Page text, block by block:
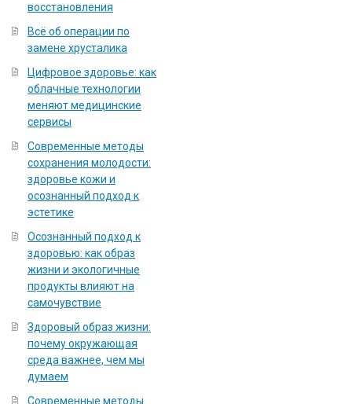
восстановления
Всё об операции по
замене хрусталика
Цифровое здоровье: как
облачные технологии
меняют медицинские
сервисы
Современные методы
сохранения молодости:
здоровье кожи и
осознанный подход к
эстетике
Осознанный подход к
здоровью: как образ
жизни и экологичные
продукты влияют на
самочувствие
Здоровый образ жизни:
почему окружающая
среда важнее, чем мы
думаем
Современные методы